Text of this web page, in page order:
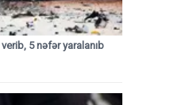
5 nəfər yaralanıb